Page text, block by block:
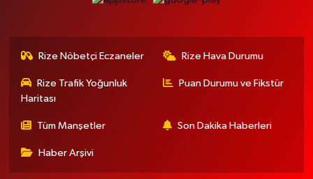
Rize Nöbetçi Eczaneler Rize Hava Durumu
Rize Trafik Yoğunluk
Haritası
Puan Durumu ve Fikstür
Tüm Manşetler Son Dakika Haberleri
Haber Arşivi